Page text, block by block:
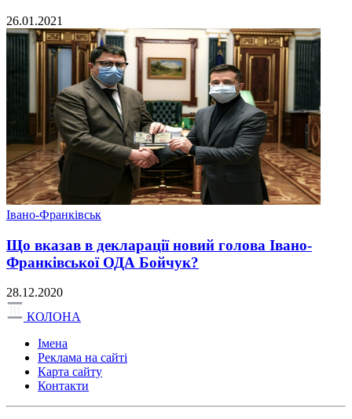
26.01.2021
Івано-Франківськ
Що вказав в декларації новий голова Івано-
Франківської ОДА Бойчук?
28.12.2020
КОЛОНА
Імена
Реклама на сайті
Карта сайту
Контакти